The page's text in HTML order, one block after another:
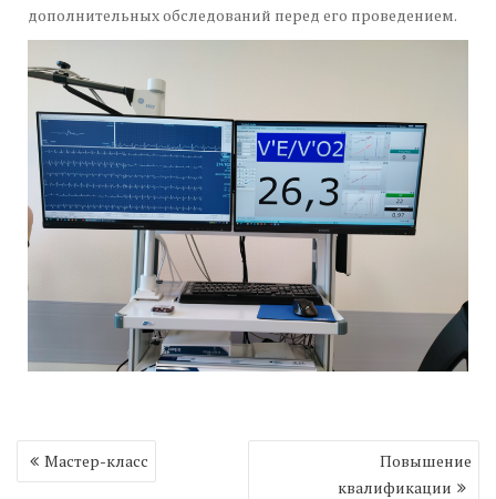
дополнительных обследований перед его проведением.
Навигация
по
Мастер-класс
Повышение
квалификации